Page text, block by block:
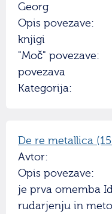
Georg
Opis povezave:
knjigi
"Moč" povezave:
povezava
Kategorija:
De re metallica
Avtor:
Opis povezave:
je prva omemba
rudarjenju in